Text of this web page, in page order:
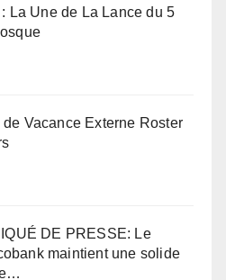
La Une de La Lance du 5
de Vacance Externe Roster
DE PRESSE: Le
maintient une solide